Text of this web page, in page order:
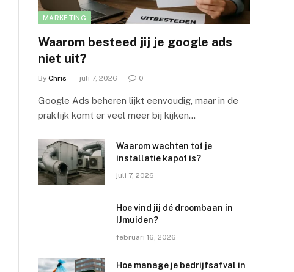
MARKETING
Waarom besteed jij je google ads
niet uit?
By Chris juli 7, 2026 0
Google Ads beheren lijkt eenvoudig, maar in de
praktijk komt er veel meer bij kijken…
Waarom wachten tot je
installatie kapot is?
juli 7, 2026
Hoe vind jij dé droombaan in
IJmuiden?
februari 16, 2026
Hoe manage je bedrijfsafval in